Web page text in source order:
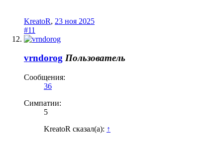
KreatoR, 23 ноя 2025
#11
vrndorog Пользователь
Сообщения:
36
Симпатии:
5
KreatoR сказал(а): ↑